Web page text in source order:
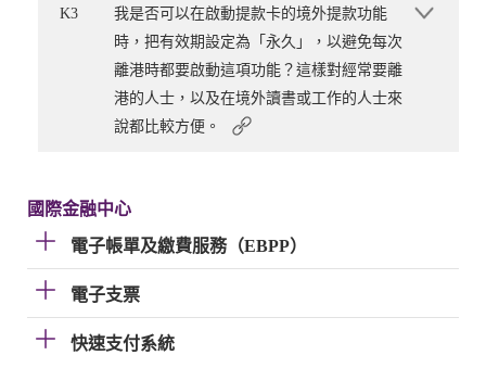
K3
我是否可以在啟動提款卡的境外提款功能
時，把有效期設定為「永久」，以避免每次
離港時都要啟動這項功能？這樣對經常要離
港的人士，以及在境外讀書或工作的人士來
說都比較方便。
國際金融中心
電子帳單及繳費服務（EBPP）
電子支票
快速支付系統